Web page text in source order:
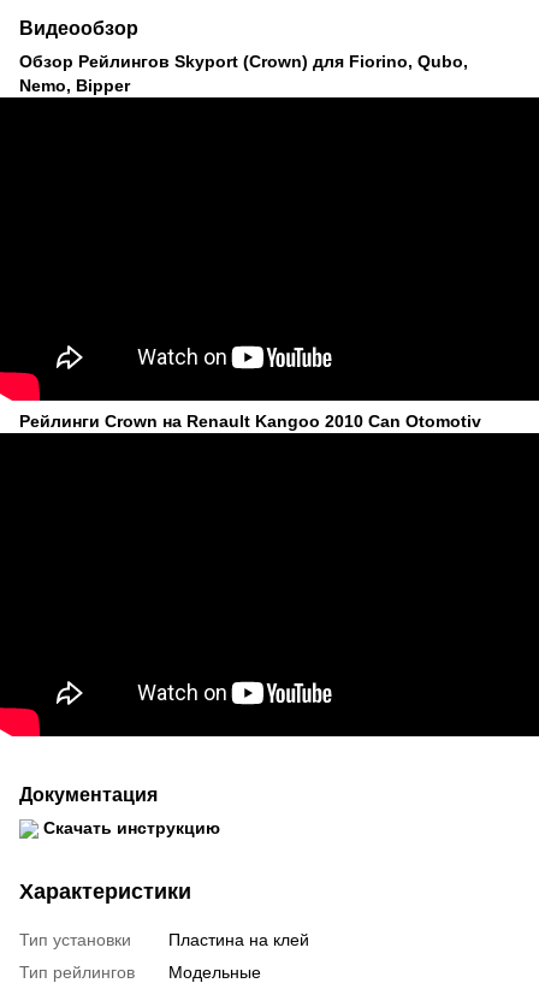
Видеообзор
Обзор Рейлингов Skyport (Crown) для Fiorino, Qubo,
Nemo, Bipper
Рейлинги Crown на Renault Kangoo 2010 Can Otomotiv
Документация
Скачать инструкцию
Характеристики
Тип установки
Пластина на клей
Тип рейлингов
Модельные